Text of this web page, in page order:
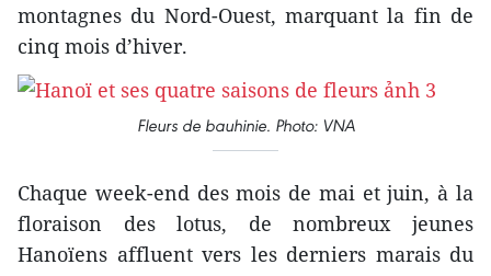
montagnes du Nord-Ouest, marquant la fin de
cinq mois d’hiver.
Fleurs de bauhinie. Photo: VNA
Chaque week-end des mois de mai et juin, à la
floraison des lotus, de nombreux jeunes
Hanoïens affluent vers les derniers marais du